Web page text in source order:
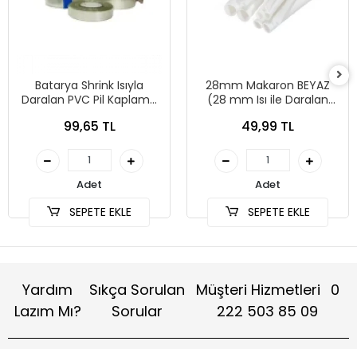
Batarya Shrink Isıyla
Daralan PVC Pil Kaplama
Metre Şeffaf
99,65 TL
Adet
SEPETE EKLE
28mm Makaron BEYAZ
(28 mm Isı ile Daralan
metre
49,99 TL
Adet
SEPETE EKLE
Yardım
Lazım Mı?
Sıkça Sorulan
Sorular
Müşteri Hizmetleri 0
222 503 85 09